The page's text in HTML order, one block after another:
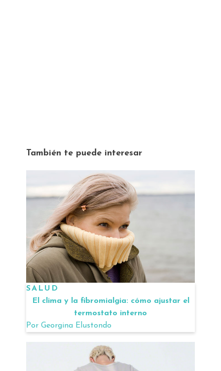
También te puede interesar
SALUD
El clima y la fibromialgia: cómo ajustar el
termostato interno
Por Georgina Elustondo